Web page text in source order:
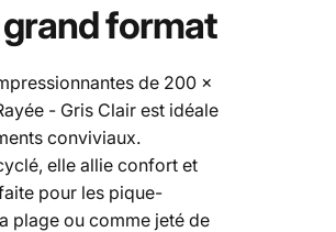
format
de 200 x
- Gris Clair est idéale
conviviaux.
elle allie confort et
pour les pique-
plage ou comme jeté de